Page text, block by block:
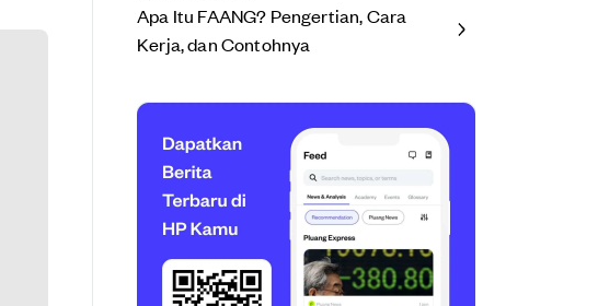
Apa Itu FAANG? Pengertian, Cara
Kerja, dan Contohnya